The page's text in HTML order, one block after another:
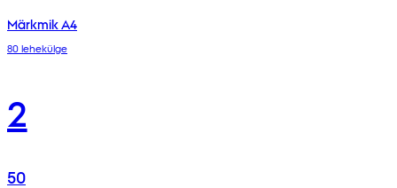
Märkmik A4
80 lehekülge
2
50